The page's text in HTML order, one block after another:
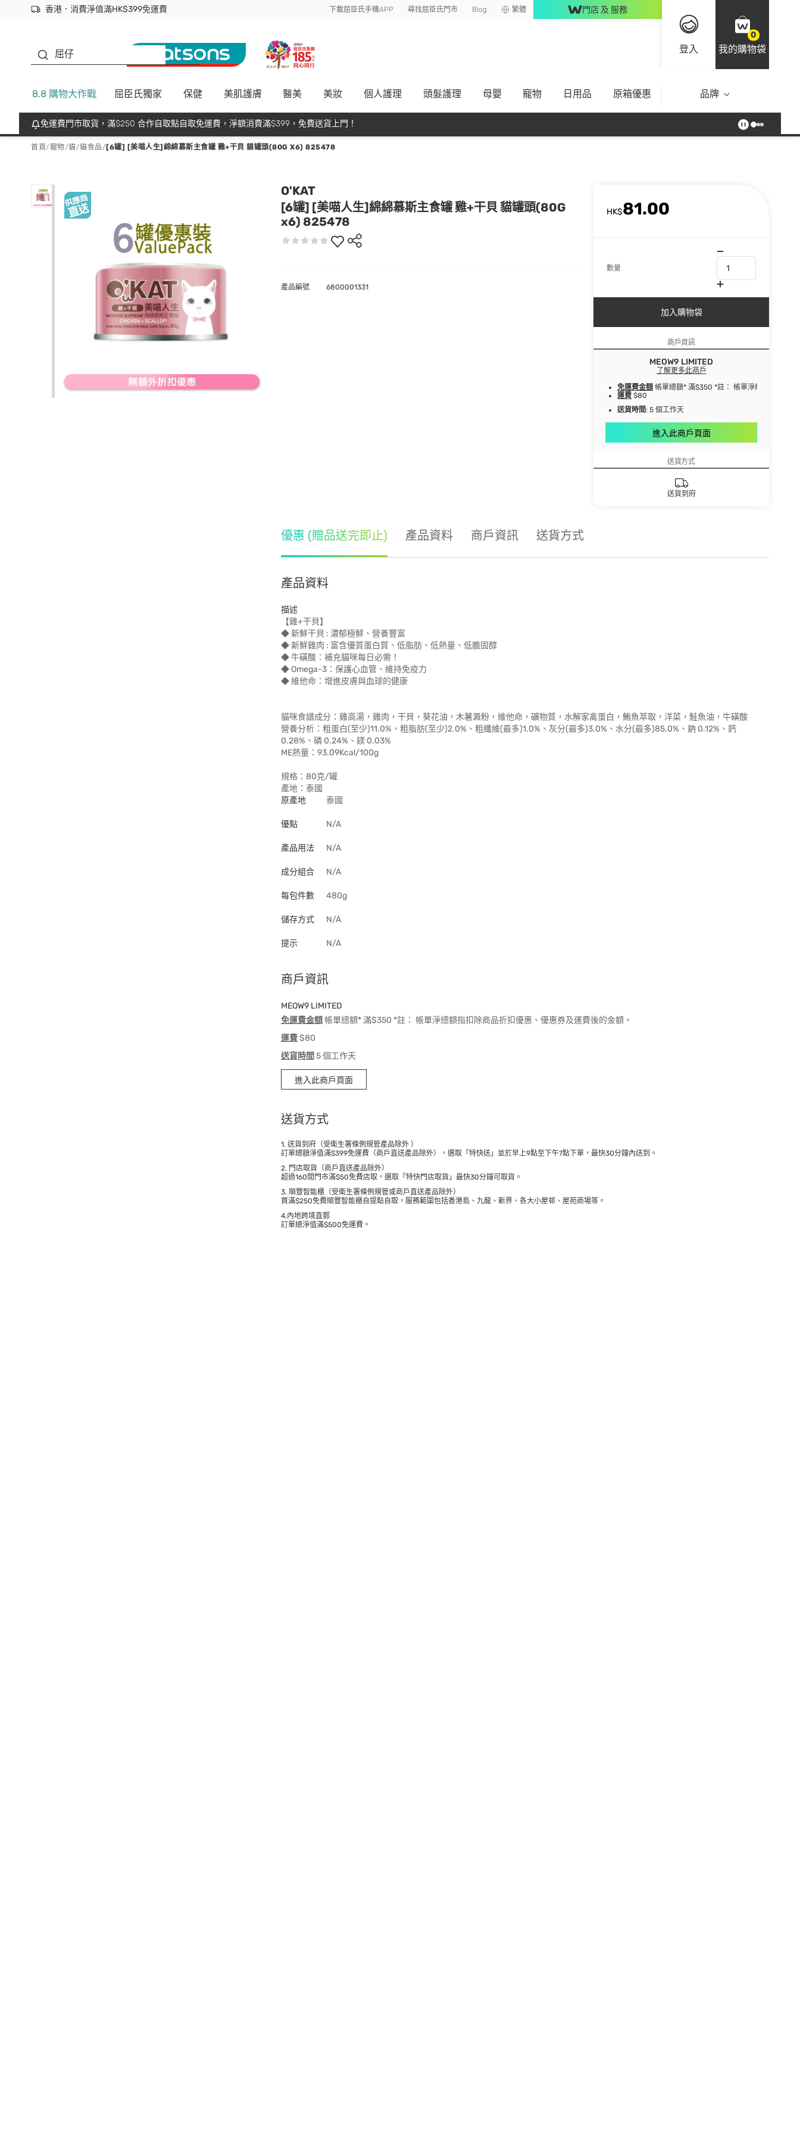
香港．消費淨值滿HK$399免運費
立即成為易賞錢會員盡享獨家優惠
首次APP下單買滿$450 輸入 NEWAPP 即減$50 下載屈臣氏手機APP 尋找屈臣氏門市 Blog 繁體 門店 及 服務
登入
0
我的購物袋
屈仔
8.8 購物大作戰 屈臣氏獨家 保健 美肌護膚 醫美 美妝 個人護理 頭髮護理 母嬰 寵物 日用品 原箱優惠 品牌
免運費門市取貨，滿$250 合作自取點自取免運費，淨額消費滿$399，免費送貨上門！
首頁/寵物/貓/貓食品/ [6罐] [美喵人生]綿綿慕斯主食罐 雞+干貝 貓罐頭(80G X6) 825478
O'KAT
[6罐] [美喵人生]綿綿慕斯主食罐 雞+干貝 貓罐頭(80G
x6) 825478
HK$81.00
數量
加入購物袋
商戶資訊
MEOW9 LIMITED
了解更多此商戶
免運費金額 帳單總額* 滿$350 *註： 帳單淨總額指扣除
運費 $80
送貨時間: 5 個工作天
進入此商戶頁面
送貨方式
送貨到府
產品編號 6800001331
優惠 (贈品送完即止) 產品資料 商戶資訊 送貨方式
產品資料
描述
【雞+干貝】
◆ 新鮮干貝 : 濃郁極鮮、營養豐富
◆ 新鮮雞肉 : 富含優質蛋白質、低脂肪、低熱量、低膽固醇
◆ 牛磺酸：補充貓咪每日必需！
◆ Omega-3：保護心血管、維持免疫力
◆ 維他命：增進皮膚與血球的健康
貓咪食譜成分：雞高湯，雞肉，干貝，葵花油，木薯澱粉，維他命，礦物質，水解家禽蛋白，鮪魚萃取，洋菜，鮭魚油，牛磺酸
營養分析：粗蛋白(至少)11.0%、粗脂肪(至少)2.0%、粗纖維(最多)1.0%、灰分(最多)3.0%、水分(最多)85.0%、鈉 0.12%、鈣
0.28%、磷 0.24%、鎂 0.03%
ME熱量：93.09Kcal/100g
規格：80克/罐
產地：泰國
原產地
泰國
優點 N/A
產品用法 N/A
成分組合 N/A
每包件數 480g
儲存方式 N/A
提示 N/A
商戶資訊
MEOW9 LIMITED
免運費金額 帳單總額* 滿$350 *註： 帳單淨總額指扣除商品折扣優惠、優惠券及運費後的金額。
運費$80
送貨時間 5 個工作天
進入此商戶頁面
送貨方式
1. 送貨到府（受衛生署條例規管產品除外 ）
訂單總額淨值滿$399免運費（商戶直送產品除外），選取「特快送」並於早上9點至下午7點下單，最快30分鐘內送到​。
2. 門店取貨（商戶直送產品除外）
超過160間門市滿$50免費店取，選取「特快門店取貨」最快30分鐘可取貨。
3. 順豐智能櫃（受衛生署條例規管或商戶直送產品除外）
買滿$250免費順豐智能櫃自提點自取，服務範圍包括香港島、九龍、新界、各大小屋邨、屋苑商場等。
4.內地跨境直郵
訂單總淨值滿$500免運費。